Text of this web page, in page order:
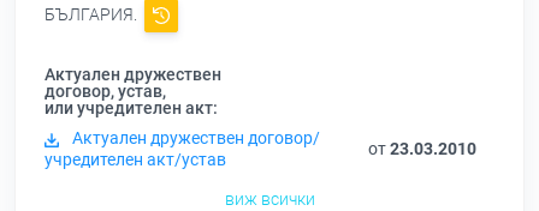
БЪЛГАРИЯ.
Актуален дружествен
договор, устав,
или учредителен акт:
Актуален дружествен договор/
учредителен акт/устав
от23.03.2010
виж всички